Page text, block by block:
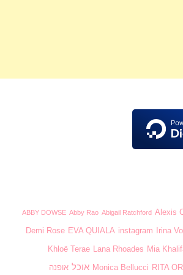
ABBY DOWSE Abby Rao Abigail Ratchford Alexis
Demi Rose EVA QUIALA instagram Irina
Khloë Terae Lana Rhoades Mia
Monica Bellucci RITA אוכל אופנה